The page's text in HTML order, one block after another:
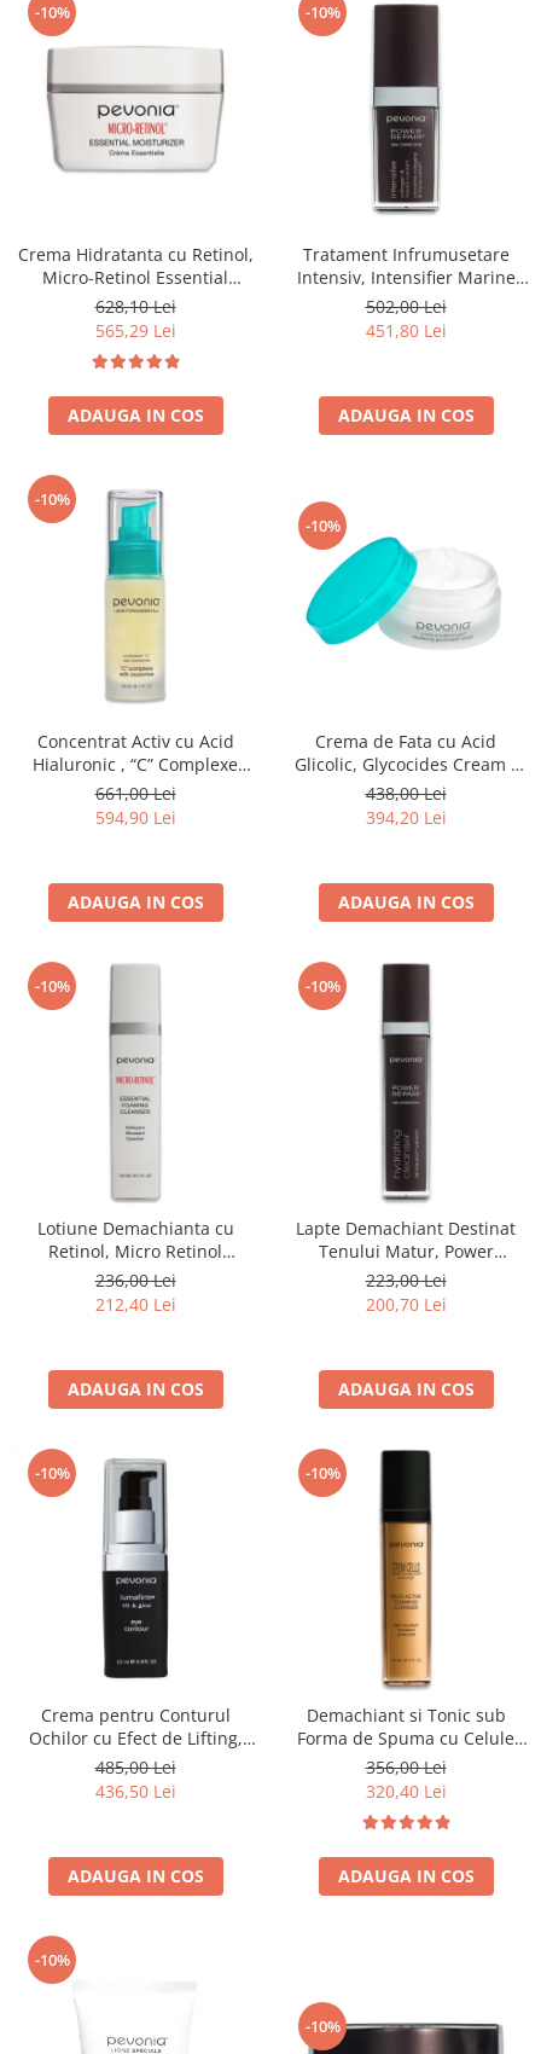
-10%
Crema Hidratanta cu Retinol,
Micro-Retinol Essential
Moisturizer - 50ml
628,10 Lei
565,29 Lei
ADAUGA IN COS
-10%
Tratament Infrumusetare
Intensiv, Intensifier Marine
Collagen Concentrate - 30ml
502,00 Lei
451,80 Lei
ADAUGA IN COS
-10%
Concentrat Activ cu Acid
Hialuronic , “C” Complexe
With Oxyzomes - 30ml
661,00 Lei
594,90 Lei
ADAUGA IN COS
-10%
Crema de Fata cu Acid
Glicolic, Glycocides Cream -
50ml
438,00 Lei
394,20 Lei
ADAUGA IN COS
-10%
Lotiune Demachianta cu
Retinol, Micro Retinol
Foaming Cleanser - 120ml
236,00 Lei
212,40 Lei
ADAUGA IN COS
-10%
Lapte Demachiant Destinat
Tenului Matur, Power
Repair® Hydrating Cleanser -
120ml
223,00 Lei
200,70 Lei
ADAUGA IN COS
-10%
Crema pentru Conturul
Ochilor cu Efect de Lifting,
Lumafirm® Eye Contour Lift &
Glow - 15ml
485,00 Lei
436,50 Lei
ADAUGA IN COS
-10%
Demachiant si Tonic sub
Forma de Spuma cu Celule
Stem din Plante, Stem Cells
Multi-Active Foaming Cleanser
356,00 Lei
320,40 Lei
ADAUGA IN COS
-10%
-10%